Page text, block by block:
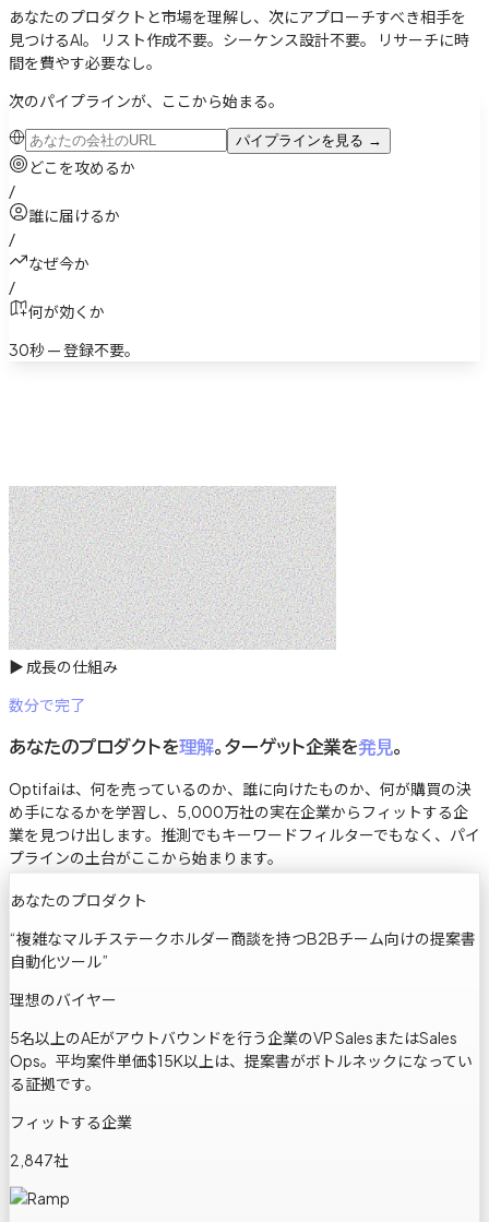
あなたのプロダクトと市場を理解し、次にアプローチすべき相手を
見つけるAI。
リスト作成不要。シーケンス設計不要。
リサーチに時
間を費やす必要なし。
次のパイプラインが、ここから始まる。
パイプラインを見る →
どこを攻めるか
/
誰に届けるか
/
なぜ今か
/
何が効くか
30秒 — 登録不要。
▶ 成長の仕組み
数分で完了
あなたのプロダクトを理解。ターゲット企業を発見。
Optifaiは、何を売っているのか、誰に向けたものか、何が購買の決
め手になるかを学習し、5,000万社の実在企業からフィットする企
業を見つけ出します。推測でもキーワードフィルターでもなく、パイ
プラインの土台がここから始まります。
あなたのプロダクト
“複雑なマルチステークホルダー商談を持つB2Bチーム向けの提案書
自動化ツール”
理想のバイヤー
5名以上のAEがアウトバウンドを行う企業のVP SalesまたはSales
Ops。平均案件単価$15K以上は、提案書がボトルネックになってい
る証拠です。
フィットする企業
2,847社